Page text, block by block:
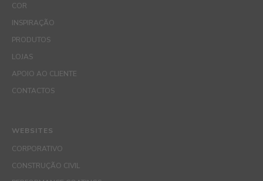
COR
INSPIRAÇÃO
PRODUTOS
LOJAS
APOIO AO CLIENTE
CONTACTOS
WEBSITES
CORPORATIVO
CONSTRUÇÃO CIVIL